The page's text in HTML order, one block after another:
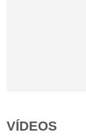
VÍDEOS